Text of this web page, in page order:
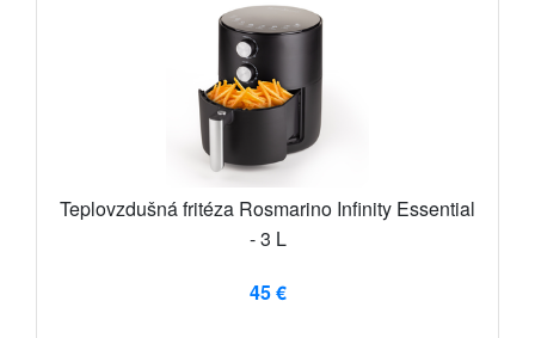
Teplovzdušná fritéza Rosmarino Infinity Essential
- 3 L
45 €